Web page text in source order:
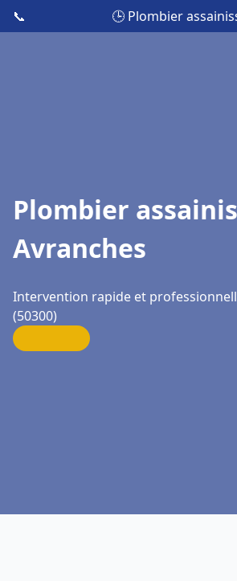
📞 🕒 Plombier
Plombier
Avranches
Intervention rapide et
(50300)